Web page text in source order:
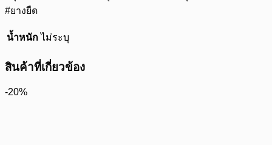
#ยางยืด
น้ำหนัก ไม่ระบุ
สินค้าที่เกี่ยวข้อง
-20%